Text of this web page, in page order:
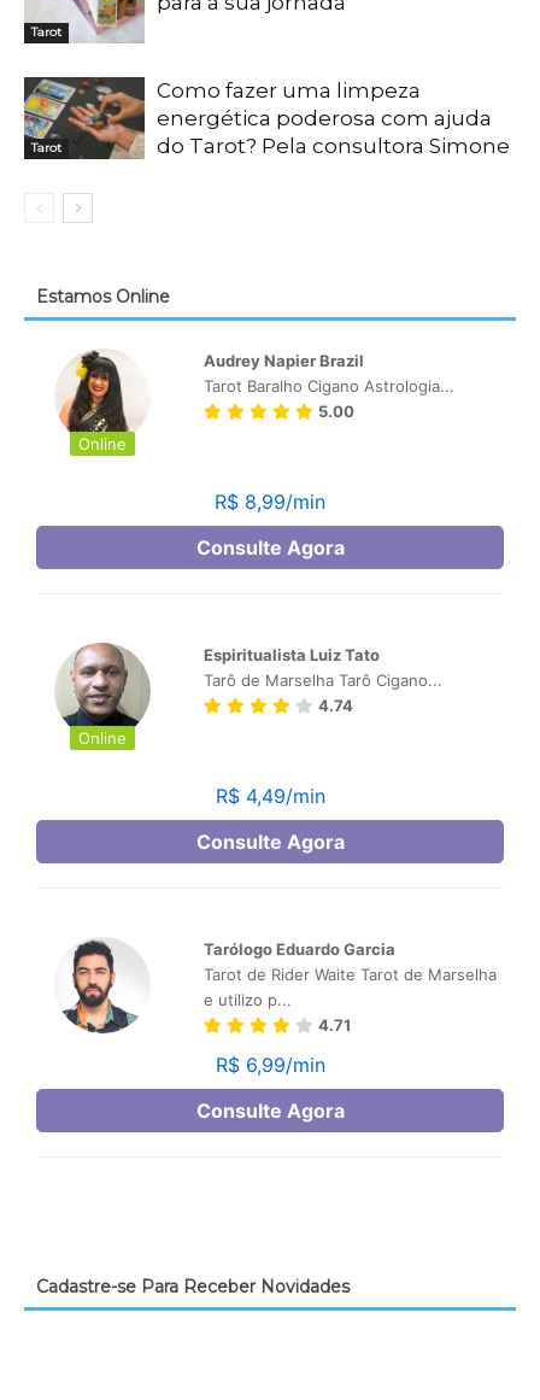
Tarot
Tarot
Como fazer uma limpeza
energética poderosa com ajuda
do Tarot? Pela consultora Simone
Estamos Online
Cadastre-se Para Receber Novidades